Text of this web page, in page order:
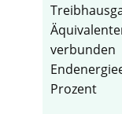
Prozent